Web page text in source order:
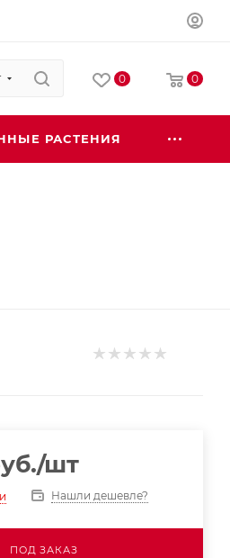
0 0
РАСТЕНИЯ
/шт
Нашли дешевле?
ПОД ЗАКАЗ